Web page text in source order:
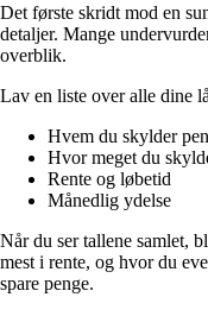
Det første skridt mod en
detaljer. Mange
overblik.
Lav en liste over alle dine
Hvem du skylder
Hvor meget du
Rente og løbetid
Månedlig ydelse
Når du ser tallene samlet,
mest i rente, og hvor du
spare penge.